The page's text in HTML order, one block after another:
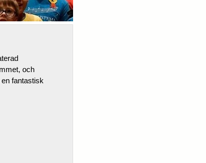
och
fantastisk